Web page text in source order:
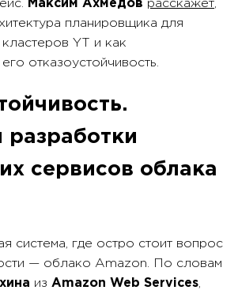
Максим Ахмедов расскажет
планировщика для
YT и как
отказоустойчивость.
разработки
сервисов облака
система, где остро стоит вопрос
— облако Amazon. По словам
из Amazon Web Services